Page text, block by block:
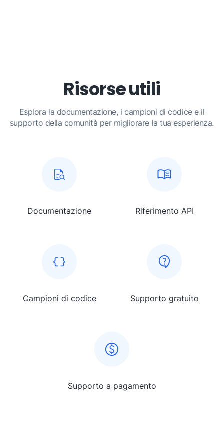
Risorse utili
Esplora la documentazione, i campioni di codice e il
supporto della comunità per migliorare la tua esperienza.
Documentazione Riferimento API
Campioni di codice Supporto gratuito
Supporto a pagamento